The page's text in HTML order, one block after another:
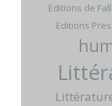
Editions de
Editions